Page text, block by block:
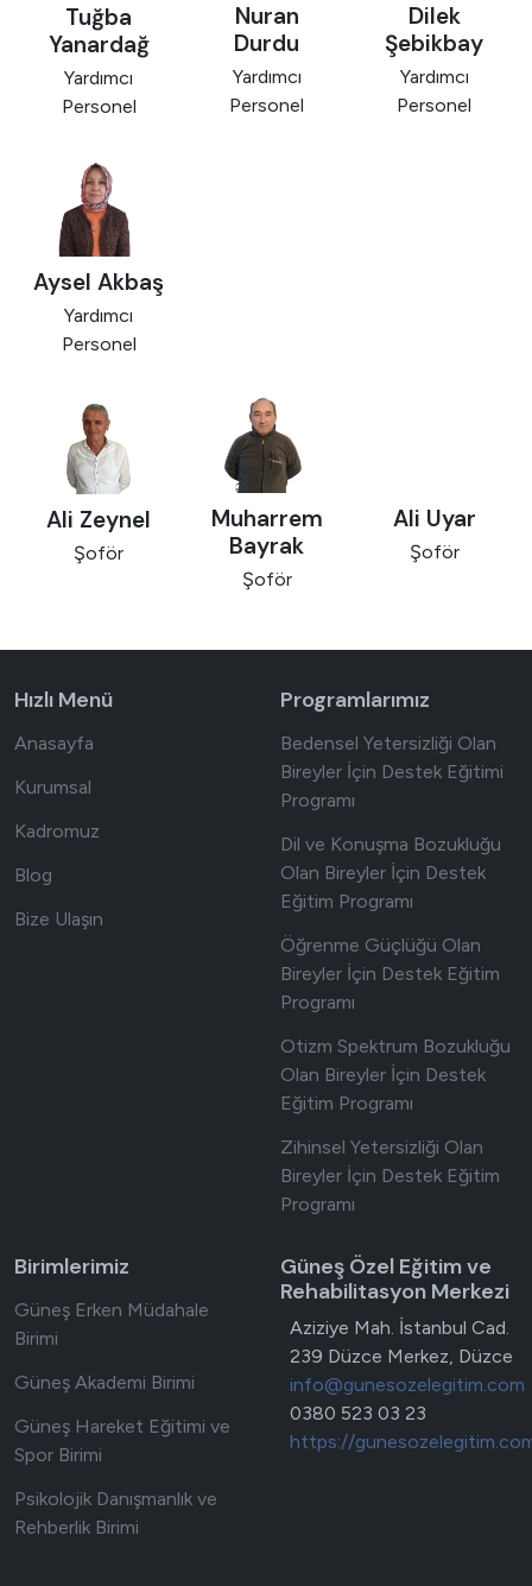
Tuğba
Yanardağ
Yardımcı
Personel
Nuran
Durdu
Yardımcı
Personel
Dilek
Şebikbay
Yardımcı
Personel
Aysel Akbaş
Yardımcı
Personel
Ali Zeynel
Şoför
Muharrem
Bayrak
Şoför
Ali Uyar
Şoför
Hızlı Menü
Anasayfa
Kurumsal
Kadromuz
Blog
Bize Ulaşın
Programlarımız
Bedensel Yetersizliği Olan
Bireyler İçin Destek Eğitimi
Programı
Dil ve Konuşma Bozukluğu
Olan Bireyler İçin Destek
Eğitim Programı
Öğrenme Güçlüğü Olan
Bireyler İçin Destek Eğitim
Programı
Otizm Spektrum Bozukluğu
Olan Bireyler İçin Destek
Eğitim Programı
Zihinsel Yetersizliği Olan
Bireyler İçin Destek Eğitim
Programı
Birimlerimiz
Güneş Erken Müdahale
Birimi
Güneş Akademi Birimi
Güneş Hareket Eğitimi ve
Spor Birimi
Psikolojik Danışmanlık ve
Rehberlik Birimi
Güneş Özel Eğitim ve
Rehabilitasyon Merkezi
Adres
Aziziye Mah. İstanbul Cad.
239 Düzce Merkez, Düzce
E-posta
info@gunesozelegitim.com
Telefon
0380 523 03 23
Web site
https://